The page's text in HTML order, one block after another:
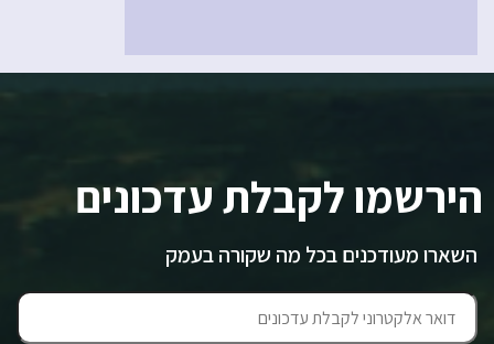
הירשמו לקבלת עדכונים
השארו מעודכנים בכל מה שקורה בעמק